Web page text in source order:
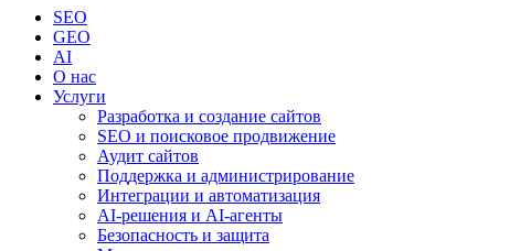
SEO
GEO
AI
О нас
Услуги
Разработка и создание сайтов
SEO и поисковое продвижение
Аудит сайтов
Поддержка и администрирование
Интеграции и автоматизация
AI-решения и AI-агенты
Безопасность и защита